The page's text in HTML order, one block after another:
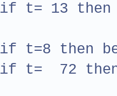
if t= 13 then
if t=8 then
if t= 72 then